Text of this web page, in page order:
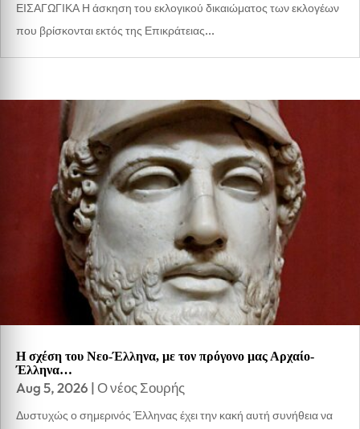
ΕΙΣΑΓΩΓΙΚΑ Η άσκηση του εκλογικού δικαιώματος των εκλογέων
που βρίσκονται εκτός της Επικράτειας...
Η σχέση του Νεο-Έλληνα, με τον πρόγονο μας Αρχαίο-
Έλληνα…
Aug 5, 2026 |Ο νέος Σουρής
Δυστυχώς ο σημερινός Έλληνας έχει την κακή αυτή συνήθεια να